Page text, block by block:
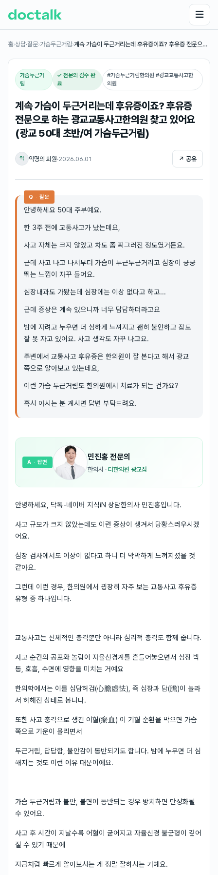
☰
홈›상담·질문›가슴두근거림›계속 가슴이 두근거리는데 후유증이죠? 후유증 전문으…
가슴두근거
림
✓ 전문의 검수 완
료
#가슴두근거림한의원 #광교교통사고한
의원
계속 가슴이 두근거리는데 후유증이죠? 후유증
전문으로 하는 광교교통사고한의원 찾고 있어요
(광교 50대 초반/여 가슴두근거림)
익 익명의 회원·2026.06.01 ↗ 공유
Q · 질문
안녕하세요 50대 주부예요.
한 3주 전에 교통사고가 났는데요,
사고 자체는 크지 않았고 차도 좀 찌그러진 정도였거든요.
근데 사고 나고 나서부터 가슴이 두근두근거리고 심장이 쿵쿵
뛰는 느낌이 자꾸 들어요.
심장내과도 가봤는데 심장에는 이상 없다고 하고...
근데 증상은 계속 있으니까 너무 답답하더라고요
밤에 자려고 누우면 더 심하게 느껴지고 괜히 불안하고 잠도
잘 못 자고 있어요. 사고 생각도 자꾸 나고요.
주변에서 교통사고 후유증은 한의원이 잘 본다고 해서 광교
쪽으로 알아보고 있는데요,
이런 가슴 두근거림도 한의원에서 치료가 되는 건가요?
혹시 아시는 분 계시면 답변 부탁드려요.
민진홍 전문의
한의사 · 터한의원 광교점
A · 답변
안녕하세요, 닥톡-네이버 지식iN 상담한의사 민진홍입니다.
사고 규모가 크지 않았는데도 이런 증상이 생겨서 당황스러우시겠
어요.
심장 검사에서도 이상이 없다고 하니 더 막막하게 느껴지셨을 것
같아요.
그런데 이런 경우, 한의원에서 굉장히 자주 보는 교통사고 후유증
유형 중 하나입니다.
교통사고는 신체적인 충격뿐만 아니라 심리적 충격도 함께 줍니다.
사고 순간의 공포와 놀람이 자율신경계를 흔들어놓으면서 심장 박
동, 호흡, 수면에 영향을 미치는 거예요
한의학에서는 이를 심담허겁(心膽虛怯), 즉 심장과 담(膽)이 놀라
서 허해진 상태로 봅니다.
또한 사고 충격으로 생긴 어혈(瘀血) 이 기혈 순환을 막으면 가슴
쪽으로 기운이 몰리면서
두근거림, 답답함, 불안감이 동반되기도 합니다. 밤에 누우면 더 심
해지는 것도 이런 이유 때문이에요.
가슴 두근거림과 불안, 불면이 동반되는 경우 방치하면 만성화될
수 있어요.
사고 후 시간이 지날수록 어혈이 굳어지고 자율신경 불균형이 깊어
질 수 있기 때문에
지금처럼 빠르게 알아보시는 게 정말 잘하시는 거예요.